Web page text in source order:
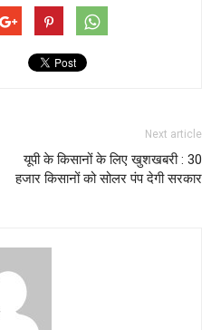
Next article
यूपी के किसानों के लिए खुशखबरी : 30
हजार किसानों को सोलर पंप देगी सरकार